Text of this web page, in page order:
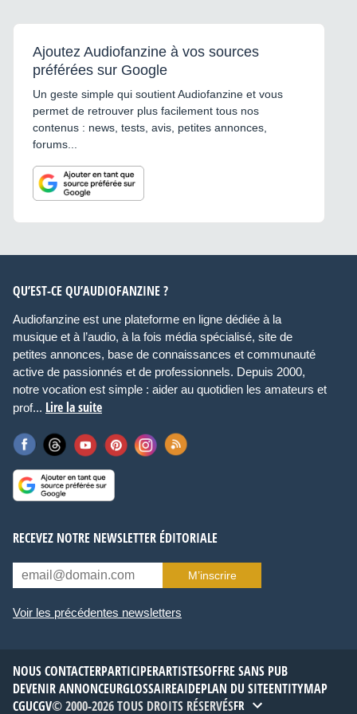
Ajoutez Audiofanzine à vos sources
préférées sur Google
Un geste simple qui soutient Audiofanzine et vous
permet de retrouver plus facilement tous nos
contenus : news, tests, avis, petites annonces,
forums...
QU’EST-CE QU’AUDIOFANZINE ?
Audiofanzine est une plateforme en ligne dédiée à la
musique et à l’audio, à la fois média spécialisé, site de
petites annonces, base de connaissances et communauté
active de passionnés et de professionnels. Depuis 2000,
notre vocation est simple : aider au quotidien les amateurs et
prof... Lire la suite
RECEVEZ NOTRE NEWSLETTER ÉDITORIALE
M’inscrire
Voir les précédentes newsletters
NOUS CONTACTERPARTICIPERARTISTESOFFRE SANS PUB
DEVENIR ANNONCEURGLOSSAIREAIDEPLAN DU SITEENTITYMAP
CGUCGV© 2000-2026 TOUS DROITS RÉSERVÉSFR